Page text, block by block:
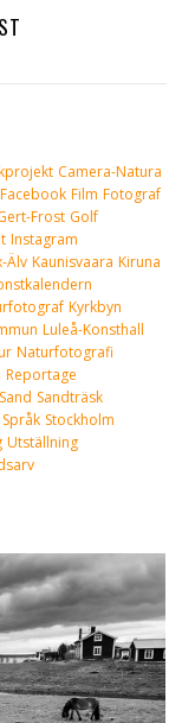
Camera-Natura
Facebook Film Fotograf
Frost Golf
Instagram
Älv Kaunisvaara Kiruna
Kyrkbyn
Luleå-Konsthall
Naturfotografi
Reportage
Sand Sandträsk
Språk Stockholm
Utställning